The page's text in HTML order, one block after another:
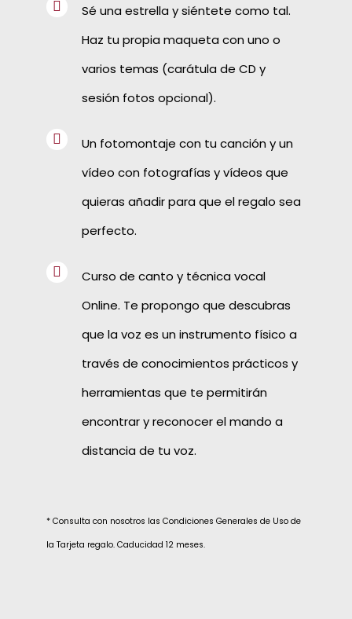
Sé una estrella y siéntete como tal.
Haz tu propia maqueta con uno o
varios temas (carátula de CD y
sesión fotos opcional).
Un fotomontaje con tu canción y un
vídeo con fotografías y vídeos que
quieras añadir para que el regalo sea
perfecto.
Curso de canto y técnica vocal
Online. Te propongo que descubras
que la voz es un instrumento físico a
través de conocimientos prácticos y
herramientas que te permitirán
encontrar y reconocer el mando a
distancia de tu voz.
* Consulta con nosotros las Condiciones Generales de Uso de
la Tarjeta regalo. Caducidad 12 meses.